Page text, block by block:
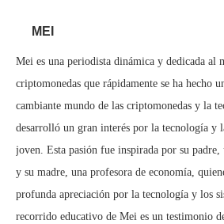
MEI
Mei es una periodista dinámica y dedicada al
criptomonedas que rápidamente se ha hecho
cambiante mundo de las criptomonedas y la
desarrolló un gran interés por la tecnología y
joven. Esta pasión fue inspirada por su
y su madre, una profesora de economía,
profunda apreciación por la tecnología y los
recorrido educativo de Mei es un testimonio